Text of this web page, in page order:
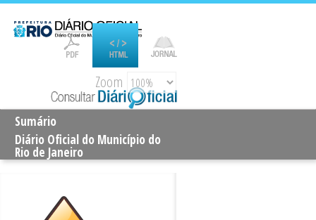
Zoom
Sumário
Diário Oficial do Município do
Rio de Janeiro